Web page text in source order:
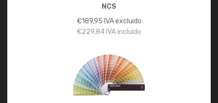
NCS
€189,95 IVA excluido
€229,84 IVA incluido